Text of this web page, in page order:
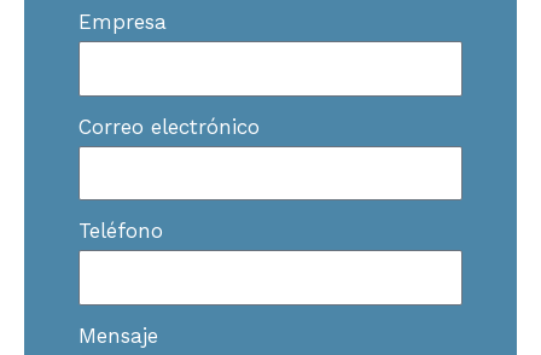
Empresa
Correo electrónico
Teléfono
Mensaje